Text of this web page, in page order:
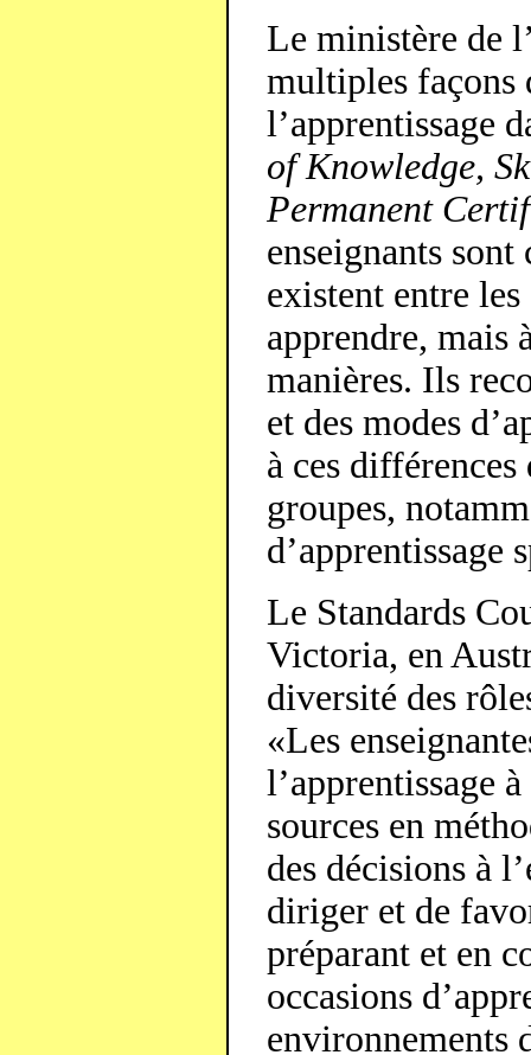
Le ministère de
multiples façons
l’apprentissage
of Knowledge,
Permanent
enseignants
existent entre
apprendre, mais
manières. Ils
et des modes
à ces
groupes,
d’apprentissage
Le Standards
Victoria, en
diversité des
«Les
l’apprentissage
sources en
des décisions à
diriger et de
préparant et en
occasions
environnements